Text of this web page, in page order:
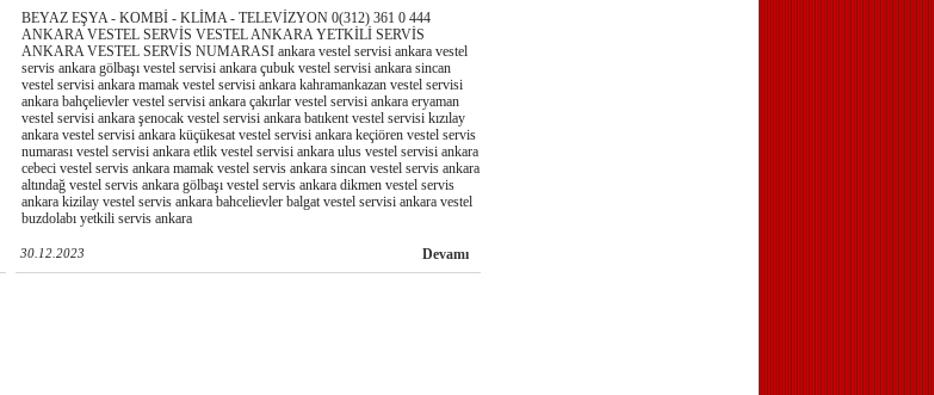
BEYAZ EŞYA - KOMBİ - KLİMA - TELEVİZYON 0(312) 361 0 444
ANKARA VESTEL SERVİS VESTEL ANKARA YETKİLİ SERVİS
ANKARA VESTEL SERVİS NUMARASI ankara vestel servisi ankara vestel
servis ankara gölbaşı vestel servisi ankara çubuk vestel servisi ankara sincan
vestel servisi ankara mamak vestel servisi ankara kahramankazan vestel servisi
ankara bahçelievler vestel servisi ankara çakırlar vestel servisi ankara eryaman
vestel servisi ankara şenocak vestel servisi ankara batıkent vestel servisi kızılay
ankara vestel servisi ankara küçükesat vestel servisi ankara keçiören vestel servis
numarası vestel servisi ankara etlik vestel servisi ankara ulus vestel servisi ankara
cebeci vestel servis ankara mamak vestel servis ankara sincan vestel servis ankara
altındağ vestel servis ankara gölbaşı vestel servis ankara dikmen vestel servis
ankara kizilay vestel servis ankara bahcelievler balgat vestel servisi ankara vestel
buzdolabı yetkili servis ankara
30.12.2023 Devamı